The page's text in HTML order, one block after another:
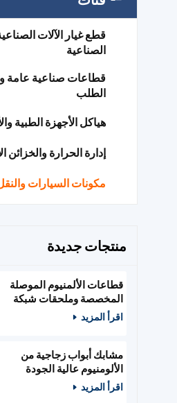
قطع غيار الآلات
الصناعية
قطاعات صناعية عامة
الطلب
هياكل الأجهزة الطبية
إدارة الحرارة والخزائن
مكونات السيارات
منتجات جديدة
قطاعات الألمنيوم الموصلة
المخصصة وملحقات شبكة
الطاقة
اقرأ المزيد
مشابك أبواب زجاجية من
الألومنيوم عالية الجودة
مصممة حسب الطلب،
وأدوات أبواب خشبية
اقرأ المزيد